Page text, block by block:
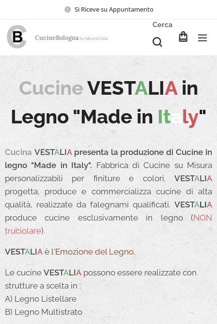
Si Riceve su Appuntamento
CucineBologna by IdeareCasa
Cerca
CucineVESTALIAin
Legno "Made in Italy"
Cucina VESTALIApresenta la produzione di Cucine in
legno "Made in Italy". Fabbrica di Cucine su Misura
personalizzabili per finiture e colori. VESTALIA
progetta, produce e commercializza cucine di alta
qualità, realizzate da falegnami qualificati. VESTALIA
produce cucine esclusivamente in legno (NON
truciolare).
VESTALIA è l'Emozione del Legno.
Le cucine VESTALIA possono essere realizzate con
strutture a scelta in :
A) Legno Listellare
B) Legno Multistrato